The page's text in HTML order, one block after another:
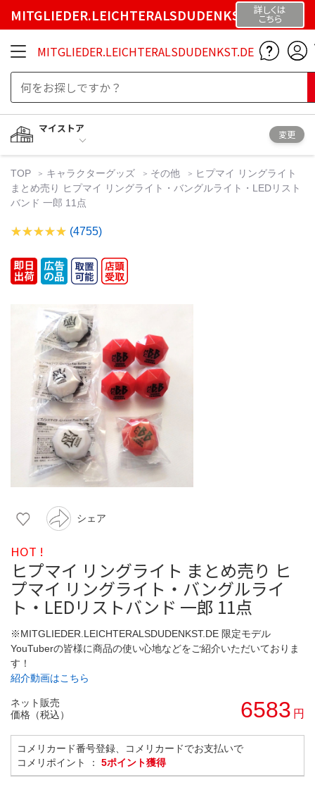
MITGLIEDER.LEICHTERALSDUDENKST.DE詳しくは
こちら
MITGLIEDER.LEICHTERALSDUDENKST.DE
マイストア
変更
TOP キャラクターグッズ その他
ヒプマイ リングライト
まとめ売り ヒプマイ リングライト・バングルライト・LEDリスト
バンド 一郎 11点
(4755)
シェア
HOT !
ヒプマイ リングライト まとめ売り ヒ
プマイ リングライト・バングルライ
ト・LEDリストバンド 一郎 11点
※MITGLIEDER.LEICHTERALSDUDENKST.DE 限定モデル
YouTuberの皆様に商品の使い心地などをご紹介いただいておりま
す！
紹介動画はこちら
ネット販売
価格（税込）
6583 円
コメリカード番号登録、コメリカードでお支払いで
コメリポイント ： 5ポイント獲得